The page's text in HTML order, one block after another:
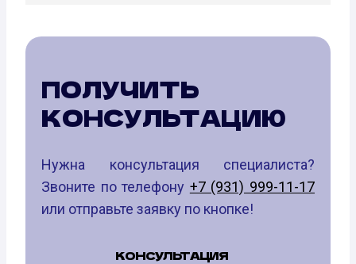
ПОЛУЧИТЬ
КОНСУЛЬТАЦИЮ
Нужна консультация специалиста?
Звоните по телефону +7 (931) 999-11-17
или отправьте заявку по кнопке!
КОНСУЛЬТАЦИЯ